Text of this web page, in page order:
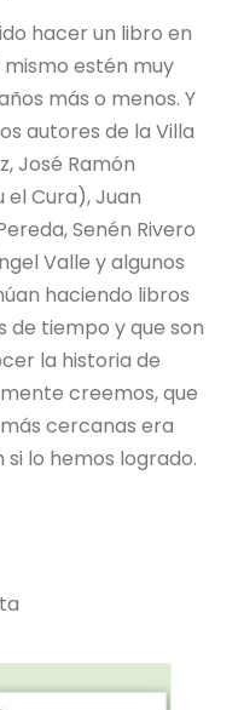
hacer un libro en
estén muy
más o menos. Y
autores de la Villa
José Ramón
el Cura), Juan
Senén Rivero
Valle y algunos
haciendo libros
tiempo y que son
la historia de
creemos, que
cercanas era
si lo hemos logrado.